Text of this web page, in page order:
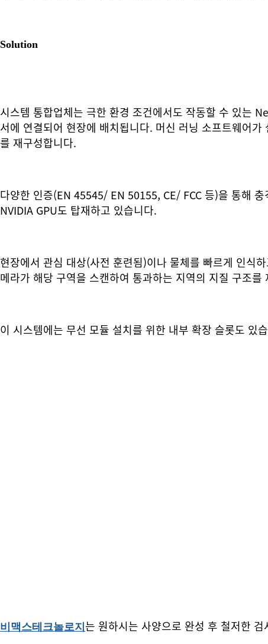
Solution
시스템 통합업체는 극한 환경 조건에서도 작동할 수 있는
서에 연결되어 현장에 배치됩니다. 머신 러닝 소프트웨어
를 재구성합니다.
다양한 인증(EN 45545/ EN 50155, CE/ FCC 등)을 통해
NVIDIA GPU도 탑재하고 있습니다.
현장에서 관심 대상(사전 훈련됨)이나 물체를 빠르게 인식
메라가 해당 구역을 스캔하여 통과하는 지역의 지질 구조를
이 시스템에는 무선 모듈 설치를 위한 내부 확장 슬롯도 있
비맥스테크놀로지 는 원하시는 사양으로 완성 후 철저한